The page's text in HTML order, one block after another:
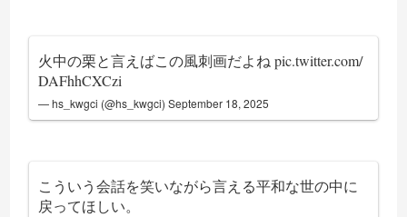
火中の栗と言えばこの風刺画だよねpic.twitter.com/
DAFhhCXCzi
— hs_kwgci (@hs_kwgci)September 18, 2025
こういう会話を笑いながら言える平和な世の中に
戻ってほしい。